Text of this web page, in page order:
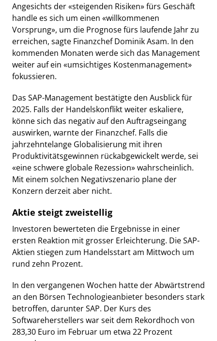
Angesichts der «steigenden Risiken» fürs Geschäft
handle es sich um einen «willkommenen
Vorsprung», um die Prognose fürs laufende Jahr zu
erreichen, sagte Finanzchef Dominik Asam. In den
kommenden Monaten werde sich das Management
weiter auf ein «umsichtiges Kostenmanagement»
fokussieren.
Das SAP-Management bestätigte den Ausblick für
2025. Falls der Handelskonflikt weiter eskaliere,
könne sich das negativ auf den Auftragseingang
auswirken, warnte der Finanzchef. Falls die
jahrzehntelange Globalisierung mit ihren
Produktivitätsgewinnen rückabgewickelt werde, sei
«eine schwere globale Rezession» wahrscheinlich.
Mit einem solchen Negativszenario plane der
Konzern derzeit aber nicht.
Aktie steigt zweistellig
Investoren bewerteten die Ergebnisse in einer
ersten Reaktion mit grosser Erleichterung. Die SAP-
Aktien stiegen zum Handelsstart am Mittwoch um
rund zehn Prozent.
In den vergangenen Wochen hatte der Abwärtstrend
an den Börsen Technologieanbieter besonders stark
betroffen, darunter SAP. Der Kurs des
Softwareherstellers war seit dem Rekordhoch von
283,30 Euro im Februar um etwa 22 Prozent